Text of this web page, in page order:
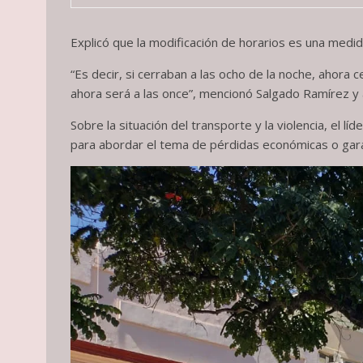
Explicó que la modificación de horarios es una
“Es decir, si cerraban a las ocho de la noche,
ahora será a las once”, mencionó Salgado
Sobre la situación del transporte y la violencia, el
para abordar el tema de pérdidas económicas o